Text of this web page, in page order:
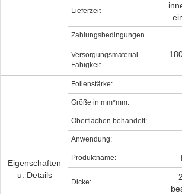
Lieferzeit
Zahlungsbedingungen
Versorgungsmaterial-
Fähigkeit
Eigenschaften
u. Details
Folienstärke:
Größe in mm*mm:
Oberflächen behandelt:
Anwendung:
Produktname:
Dicke: